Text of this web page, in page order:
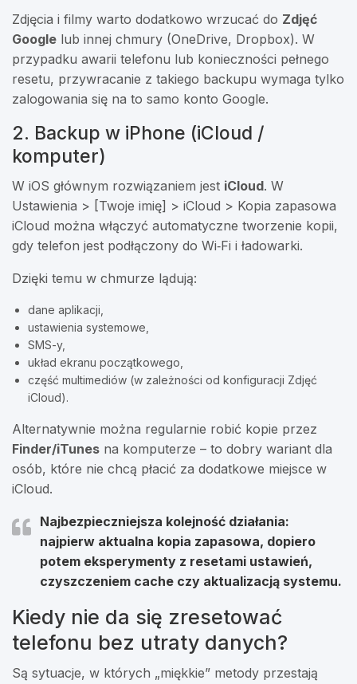
Zdjęcia i filmy warto dodatkowo wrzucać do Zdjęć
Google lub innej chmury (OneDrive, Dropbox). W
przypadku awarii telefonu lub konieczności pełnego
resetu, przywracanie z takiego backupu wymaga tylko
zalogowania się na to samo konto Google.
2. Backup w iPhone (iCloud /
komputer)
W iOS głównym rozwiązaniem jest iCloud. W
Ustawienia > [Twoje imię] > iCloud > Kopia zapasowa
iCloud można włączyć automatyczne tworzenie kopii,
gdy telefon jest podłączony do Wi‑Fi i ładowarki.
Dzięki temu w chmurze lądują:
dane aplikacji,
ustawienia systemowe,
SMS-y,
układ ekranu początkowego,
część multimediów (w zależności od konfiguracji Zdjęć
iCloud).
Alternatywnie można regularnie robić kopie przez
Finder/iTunes na komputerze – to dobry wariant dla
osób, które nie chcą płacić za dodatkowe miejsce w
iCloud.
Najbezpieczniejsza kolejność działania:
najpierw aktualna kopia zapasowa, dopiero
potem eksperymenty z resetami ustawień,
czyszczeniem cache czy aktualizacją systemu.
Kiedy nie da się zresetować
telefonu bez utraty danych?
Są sytuacje, w których „miękkie” metody przestają